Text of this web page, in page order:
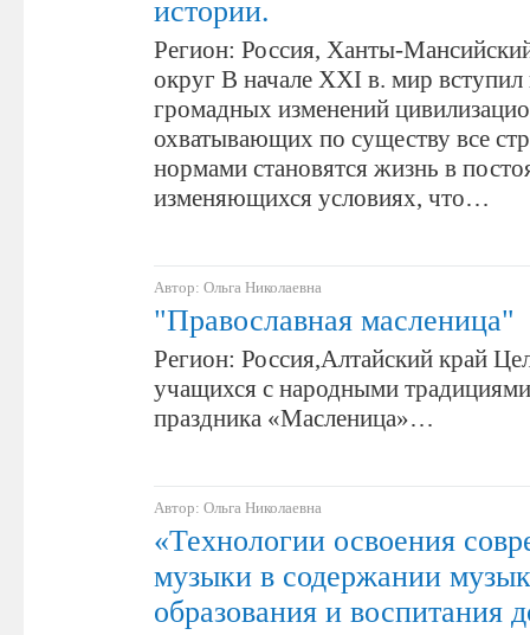
истории.
Регион: Россия, Ханты-
округ В начале XXI в. мир вступил
громадных изменений
охватывающих по существу все
нормами становятся жизнь в
изменяющихся условиях, что…
Автор: Ольга Николаевна
"Православная масленица"
Регион: Россия,Алтайский край
учащихся с народными
праздника «Масленица»…
Автор: Ольга Николаевна
«Технологии освоения
музыки в содержании
образования и воспитания